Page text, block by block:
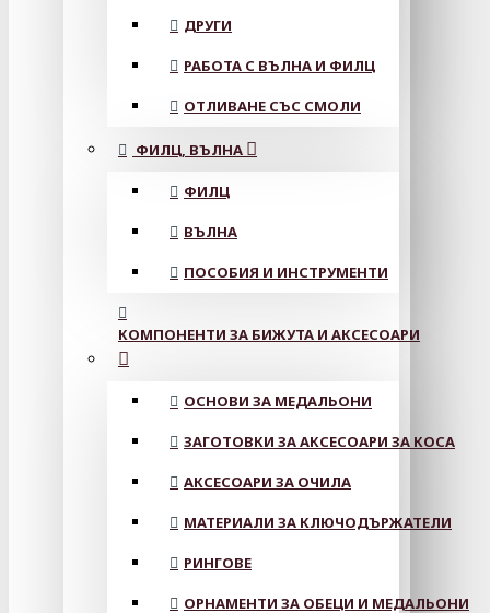
ДРУГИ
РАБОТА С ВЪЛНА И ФИЛЦ
ОТЛИВАНЕ СЪС СМОЛИ
ФИЛЦ, ВЪЛНА
ФИЛЦ
ВЪЛНА
ПОСОБИЯ И ИНСТРУМЕНТИ
КОМПОНЕНТИ ЗА БИЖУТА И АКСЕСОАРИ
ОСНОВИ ЗА МЕДАЛЬОНИ
ЗАГОТОВКИ ЗА АКСЕСОАРИ ЗА КОСА
АКСЕСОАРИ ЗА ОЧИЛА
МАТЕРИАЛИ ЗА КЛЮЧОДЪРЖАТЕЛИ
РИНГОВЕ
ОРНАМЕНТИ ЗА ОБЕЦИ И МЕДАЛЬОНИ